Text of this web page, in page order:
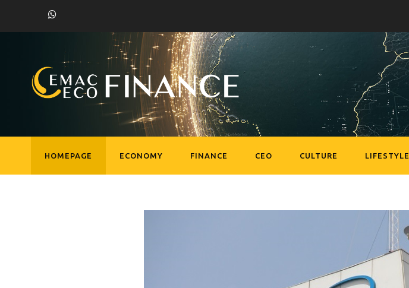
HOMEPAGE ECONOMY FINANCE CEO CULTURE LIFESTYLE